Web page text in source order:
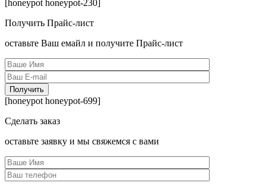
[honeypot honeypot-230]
Получить Прайс-лист
оcтавьте Ваш емайл и получите Прайс-лист
[honeypot honeypot-699]
Сделать заказ
оcтавьте заявку и мы свяжемся с вами